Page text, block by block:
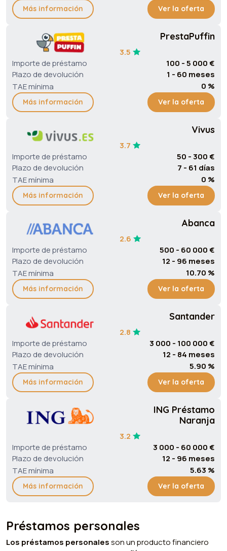
Más información Ver la oferta
PrestaPuffin
3.5
Importe de préstamo
100 - 5 000 €
Plazo de devolución
1 - 60 meses
TAE mínima
0 %
Más información Ver la oferta
Vivus
3.7
Importe de préstamo
50 - 300 €
Plazo de devolución
7 - 61 días
TAE mínima
0 %
Más información Ver la oferta
Abanca
2.6
Importe de préstamo
500 - 60 000 €
Plazo de devolución
12 - 96 meses
TAE mínima
10.70 %
Más información Ver la oferta
Santander
2.8
Importe de préstamo
3 000 - 100 000 €
Plazo de devolución
12 - 84 meses
TAE mínima
5.90 %
Más información Ver la oferta
ING Préstamo
Naranja
3.2
Importe de préstamo
3 000 - 60 000 €
Plazo de devolución
12 - 96 meses
TAE mínima
5.63 %
Más información Ver la oferta
Préstamos personales
Los préstamos personalesson un producto financiero